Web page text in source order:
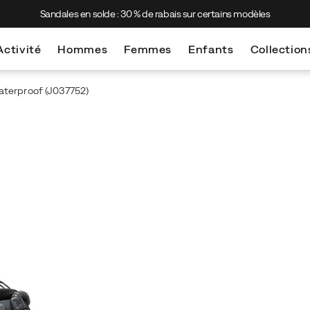
Sandales en solde : 30 % de rabais sur certains modèles
Hommes Femmes Enfants
(J037752)